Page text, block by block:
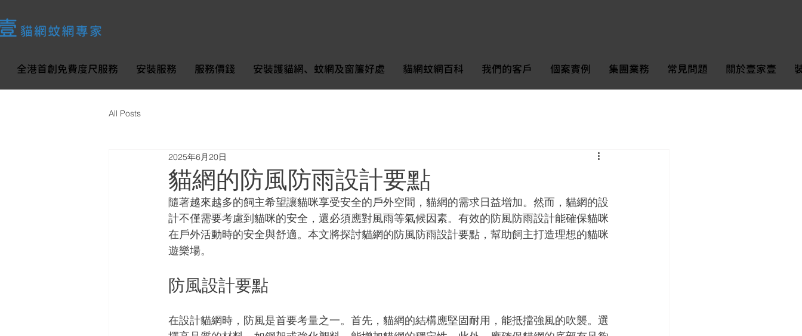
全港首創免費度尺服務 安裝服務 服務價錢 安裝護貓網、蚊網及窗簾好處 貓網蚊網百科 我們的客戶 個案實例 集團業務 常見問題 關於壹家壹
All Posts
貓網的防風防雨設計要點
2025年6月20日
隨著越來越多的飼主希望讓貓咪享受安全的戶外空間，貓網的需求日益增加。然而，貓網的設
計不僅需要考慮到貓咪的安全，還必須應對風雨等氣候因素。有效的防風防雨設計能確保貓咪
在戶外活動時的安全與舒適。本文將探討貓網的防風防雨設計要點，幫助飼主打造理想的貓咪
遊樂場。
防風設計要點
在設計貓網時，防風是首要考量之一。首先，貓網的結構應堅固耐用，能抵擋強風的吹襲。選